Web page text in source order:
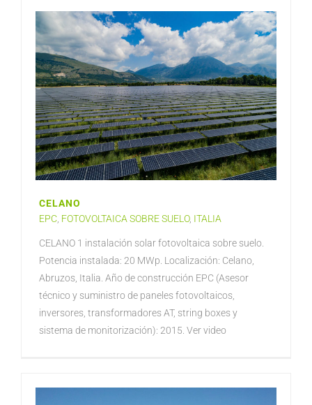
CELANO
EPC FOTOVOLTAICA SOBRE SUELO, ITALIA
CELANO 1 instalación solar fotovoltaica sobre suelo.
Potencia instalada: 20 MWp. Localización: Celano,
Abruzos, Italia. Año de construcción EPC (Asesor
técnico y suministro de paneles fotovoltaicos,
inversores, transformadores AT, string boxes y
sistema de monitorización): 2015. Ver video